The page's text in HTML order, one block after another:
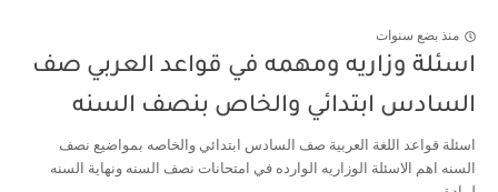
منذ بضع سنوات
اسئلة وزاريه ومهمه في قواعد العربي صف
السادس ابتدائي والخاص بنصف السنه
اسئلة قواعد اللغة العربية صف السادس ابتدائي والخاصه بمواضيع نصف
السنه اهم الاسئلة الوزاريه الوارده في امتحانات نصف السنه ونهاية السنه